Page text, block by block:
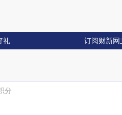
礼 订阅财新网
分